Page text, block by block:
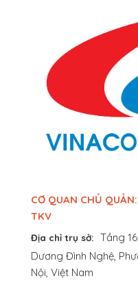
CƠ QUAN CHỦ
TKV
Địa chỉ trụ sở: Tầng
Dương Đình Nghệ,
Nội, Việt Nam